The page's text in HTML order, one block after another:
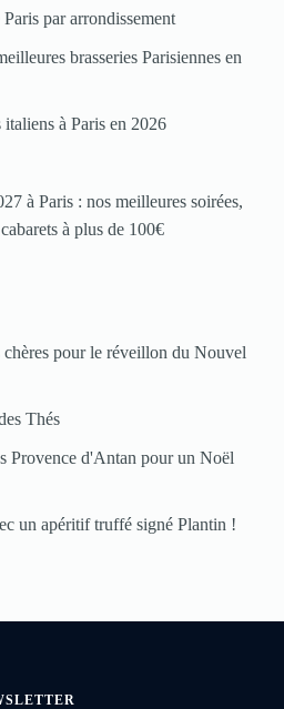
enregistrer
votre
Cliquez
par arrondissement
brasseries Parisiennes en
à Paris en 2026
à Paris : nos meilleures soirées,
à plus de 100€
chères pour le réveillon du Nouvel
Thés
Provence d'Antan pour un Noël
un apéritif truffé signé Plantin !